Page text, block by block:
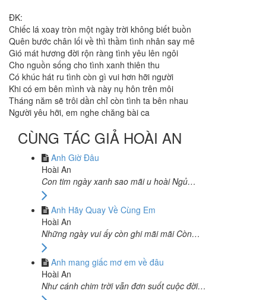
ĐK:
Chiếc lá xoay tròn một ngày trời không biết buồn
Quên bước chân lối về thì thầm tình nhân say mê
Gió mát hương đời rộn ràng tình yêu lên ngôi
Cho nguồn sống cho tình xanh thiên thu
Có khúc hát ru tình còn gì vui hơn hỡi người
Khi có em bên mình và này nụ hôn trên môi
Tháng năm sẽ trôi dần chỉ còn tình ta bên nhau
Người yêu hỡi, em nghe chăng bài ca
CÙNG TÁC GIẢ HOÀI AN
Anh Giờ Đâu
Hoài An
Con tim ngày xanh sao mãi u hoài Ngủ…
Anh Hãy Quay Về Cùng Em
Hoài An
Những ngày vui ấy còn ghi mãi mãi Còn…
Anh mang giấc mơ em về đâu
Hoài An
Như cánh chim trời vẫn đơn suốt cuộc đời…